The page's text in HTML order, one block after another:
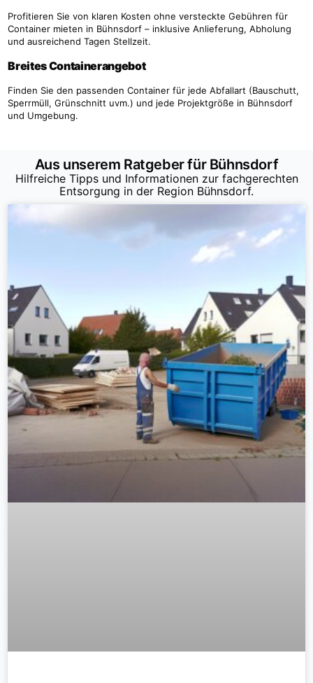
Profitieren Sie von klaren Kosten ohne versteckte Gebühren für
Container mieten in Bühnsdorf – inklusive Anlieferung, Abholung
und ausreichend Tagen Stellzeit.
Breites Containerangebot
Finden Sie den passenden Container für jede Abfallart (Bauschutt,
Sperrmüll, Grünschnitt uvm.) und jede Projektgröße in Bühnsdorf
und Umgebung.
Aus unserem Ratgeber für Bühnsdorf
Hilfreiche Tipps und Informationen zur fachgerechten
Entsorgung in der Region Bühnsdorf.